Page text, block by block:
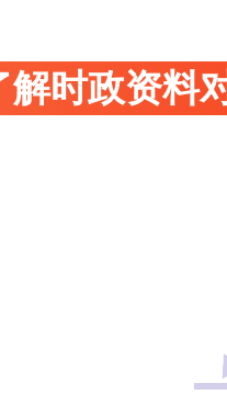
解时政资料